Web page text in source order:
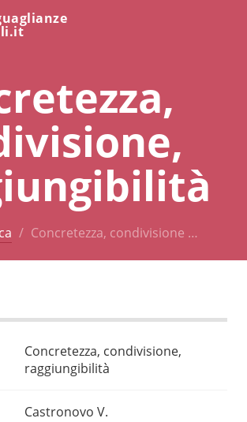
Concretezza, condivisione …
Concretezza, condivisione,
raggiungibilità
Castronovo V.